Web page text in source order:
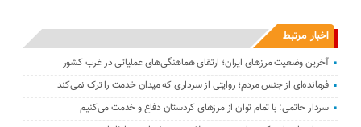
اخبار مرتبط
آخرین وضعیت مرزهای ایران؛ ارتقای هماهنگی‌های عملیاتی در غرب کشور
فرمانده‌ای از جنس مردم؛ روایتی از سرداری که میدان خدمت را ترک نمی‌کند
سردار حاتمی: با تمام توان از مرزهای کردستان دفاع و خدمت می‌کنیم